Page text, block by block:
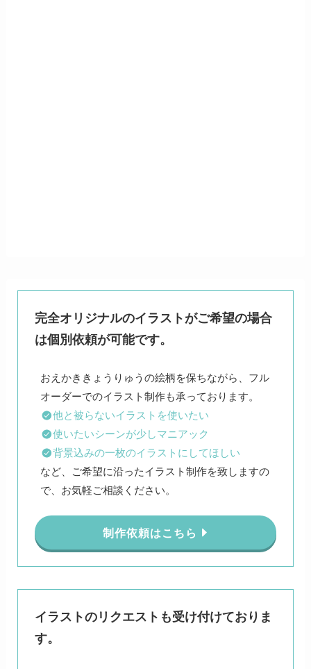
完全オリジナルのイラストがご希望の場合
は個別依頼が可能です。
おえかききょうりゅうの絵柄を保ちながら、フル
他と被らないイラストを使いたい
使いたいシーンが少しマニアック
背景込みの一枚のイラストにしてほしい
など、ご希望に沿ったイラスト制作を致しますの
で、お気軽ご相談ください。
制作依頼はこちら
イラストのリクエストも受け付けておりま
す。